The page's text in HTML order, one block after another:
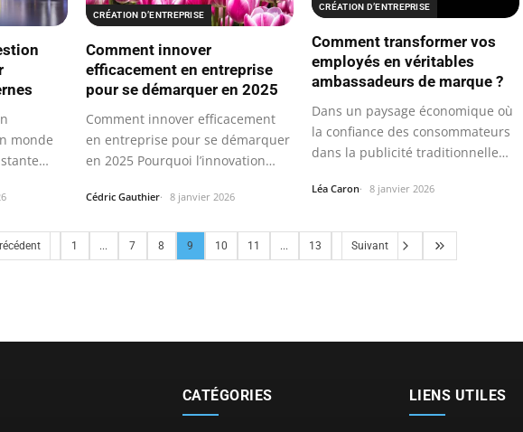
monde
CRÉATION D’ENTREPRISE
Comment innover
efficacement en entreprise
pour se démarquer en 2025
Comment innover efficacement
en entreprise pour se démarquer
en 2025 Pourquoi l’innovation
Cédric Gauthier 8 janvier 2026
CRÉATION D’ENTREPRISE
Comment transformer vos
employés en véritables
ambassadeurs de marque ?
Dans un paysage économique où
la confiance des consommateurs
dans la publicité traditionnelle…
Léa Caron 8 janvier 2026
1 ... 7 8 9 10 11 ... 13 Suivant
CATÉGORIES LIENS UTILES